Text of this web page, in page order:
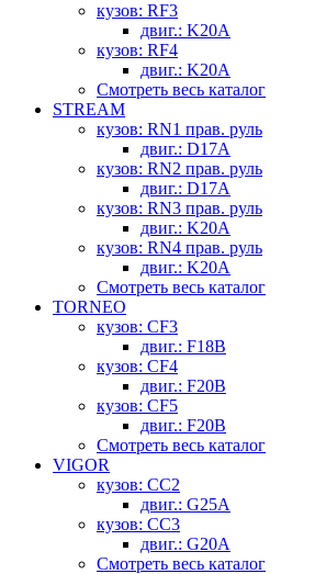
кузов: RF3
двиг.: K20A
кузов: RF4
двиг.: K20A
Смотреть весь каталог
STREAM
кузов: RN1 прав. руль
двиг.: D17A
кузов: RN2 прав. руль
двиг.: D17A
кузов: RN3 прав. руль
двиг.: K20A
кузов: RN4 прав. руль
двиг.: K20A
Смотреть весь каталог
TORNEO
кузов: CF3
двиг.: F18B
кузов: CF4
двиг.: F20B
кузов: CF5
двиг.: F20B
Смотреть весь каталог
VIGOR
кузов: CC2
двиг.: G25A
кузов: CC3
двиг.: G20A
Смотреть весь каталог